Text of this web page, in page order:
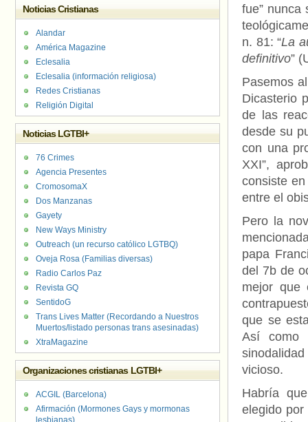
fue” nunca
n. 81: “La
definitivo”
Pasemos
Dicasterio
de las
desde su
con una
XXI”,
consiste
entre el
Pero la
papa
del 7b de
mejor que
que se
Así como
vicioso.
Habría
elegido
Noticias Cristianas
Alandar
América Magazine
Eclesalia
Eclesalia (información religiosa)
Redes Cristianas
Religión Digital
Noticias LGTBI+
76 Crimes
Agencia Presentes
CromosomaX
Dos Manzanas
Gayety
New Ways Ministry
Outreach (un recurso católico LGTBQ)
Oveja Rosa (Familias diversas)
Radio Carlos Paz
Revista GQ
SentidoG
Trans Lives Matter (Recordando a Nuestros
Muertos/listado personas trans asesinadas)
XtraMagazine
Organizaciones cristianas LGTBI+
ACGIL (Barcelona)
Afirmación (Mormones Gays y mormonas
lesbianas)